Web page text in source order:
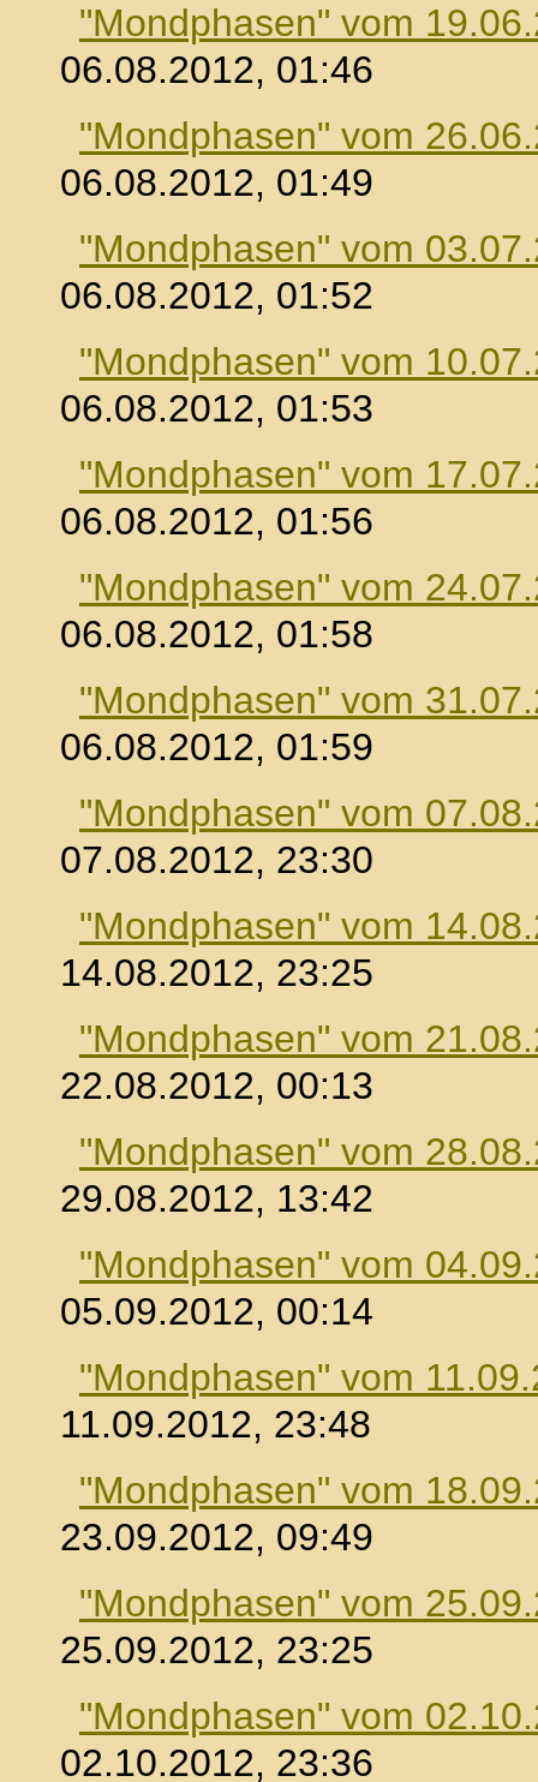
"Mondphasen" vom
06.08.2012, 01:46
"Mondphasen" vom
06.08.2012, 01:49
"Mondphasen" vom
06.08.2012, 01:52
"Mondphasen" vom
06.08.2012, 01:53
"Mondphasen" vom
06.08.2012, 01:56
"Mondphasen" vom
06.08.2012, 01:58
"Mondphasen" vom
06.08.2012, 01:59
"Mondphasen" vom
07.08.2012, 23:30
"Mondphasen" vom
14.08.2012, 23:25
"Mondphasen" vom
22.08.2012, 00:13
"Mondphasen" vom
29.08.2012, 13:42
"Mondphasen" vom
05.09.2012, 00:14
"Mondphasen" vom
11.09.2012, 23:48
"Mondphasen" vom
23.09.2012, 09:49
"Mondphasen" vom
25.09.2012, 23:25
"Mondphasen" vom
02.10.2012, 23:36